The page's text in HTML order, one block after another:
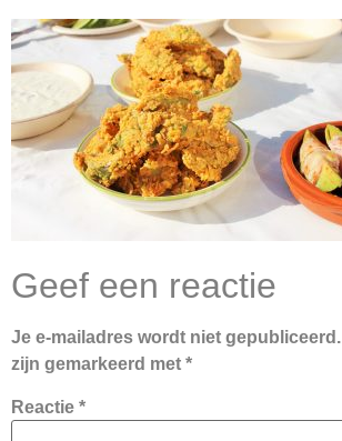
Geef een reactie
Je e-mailadres wordt niet gepubliceerd.
zijn gemarkeerd met *
Reactie *